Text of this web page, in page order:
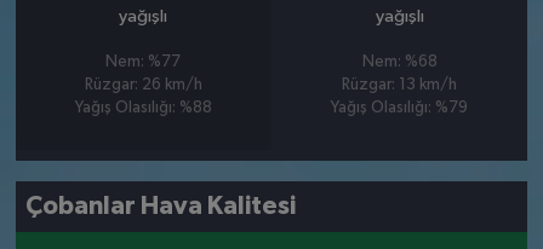
yağışlı
Nem: %77
Rüzgar: 26 km/h
Yağış Olasılığı: %88
yağışlı
Nem: %68
Rüzgar: 13 km/h
Yağış Olasılığı: %79
Çobanlar Hava Kalitesi